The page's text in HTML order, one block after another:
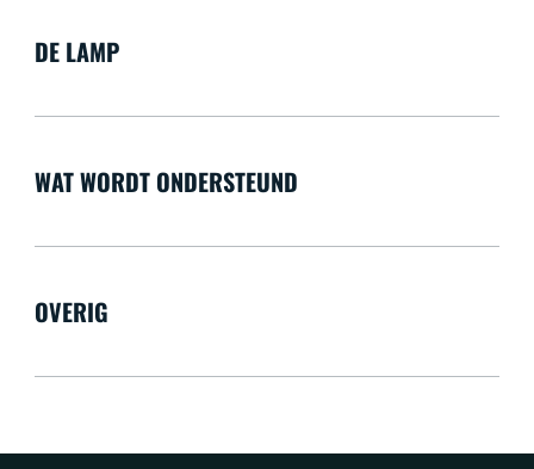
DE LAMP
WAT WORDT ONDERSTEUND
OVERIG